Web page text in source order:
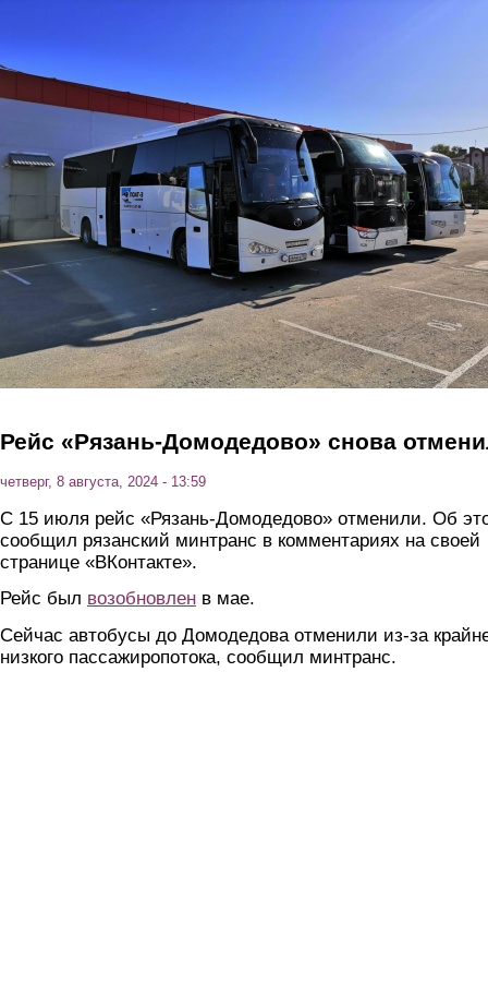
Рейс «Рязань-Домодедово» снова
четверг, 8 августа, 2024 - 13:59
С 15 июля рейс «Рязань-Домодедово» отменили. Об
сообщил рязанский минтранс в комментариях на своей
странице «ВКонтакте».
Рейс был возобновлен в мае.
Сейчас автобусы до Домодедова отменили из-за
низкого пассажиропотока, сообщил минтранс.